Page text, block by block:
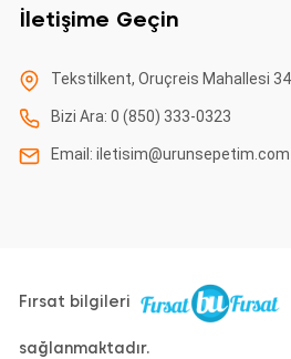
İletişime Geçin
Tekstilkent, Oruçreis Mahallesi
Bizi Ara: 0 (850) 333-0323
Email: iletisim@urunsepetim.com
Fırsat bilgileri
sağlanmaktadır.